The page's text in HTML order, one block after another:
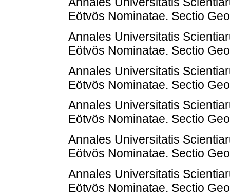
Eötvös Nominatae. Sectio
Annales Universitatis
Eötvös Nominatae. Sectio
Annales Universitatis
Eötvös Nominatae. Sectio
Annales Universitatis
Eötvös Nominatae. Sectio
Annales Universitatis
Eötvös Nominatae. Sectio
Annales Universitatis
Eötvös Nominatae. Sectio